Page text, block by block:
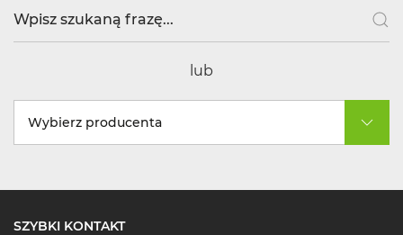
lub
Wybierz producenta
SZYBKI KONTAKT